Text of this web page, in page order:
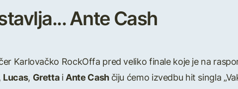
Ante Cash
Karlovačko RockOffa pred veliko finale koje je na
Lucas, GrettaiAnte Cashčiju ćemo izvedbu hit singla